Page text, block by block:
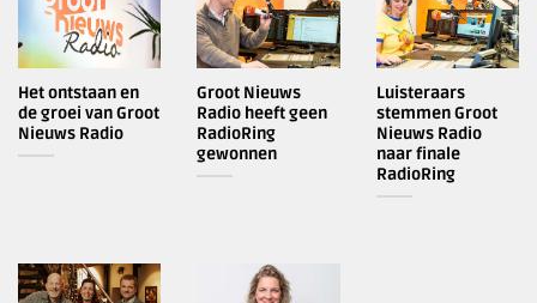
Het ontstaan en
de groei van Groot
Nieuws Radio
Groot Nieuws
Radio heeft geen
RadioRing
gewonnen
Luisteraars
stemmen Groot
Nieuws Radio
naar finale
RadioRing